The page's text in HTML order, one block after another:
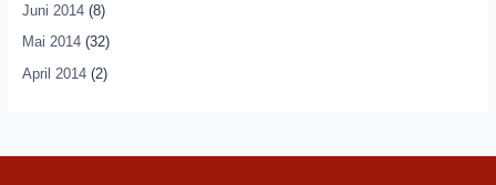
Juni 2014(8)
Mai 2014(32)
April 2014(2)